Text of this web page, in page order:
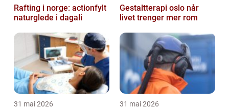
Rafting i norge: actionfylt
naturglede i dagali
Gestaltterapi oslo når
livet trenger mer rom
31 mai 2026 31 mai 2026